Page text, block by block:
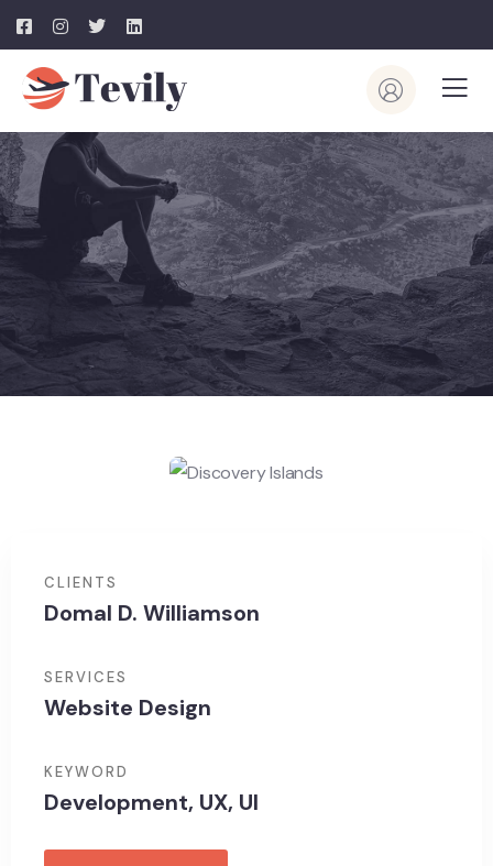
CLIENTS
Domal D. Williamson
SERVICES
Website Design
KEYWORD
Development, UX, UI